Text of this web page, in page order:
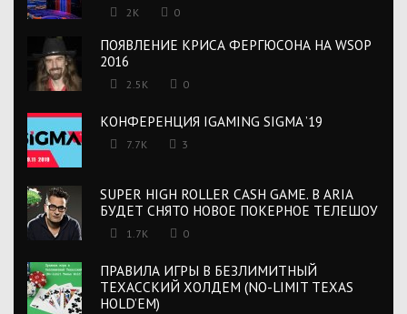
2K 0
ПОЯВЛЕНИЕ КРИСА ФЕРГЮСОНА НА WSOP
2016
2.5K 0
КОНФЕРЕНЦИЯ IGAMING SIGMA ’19
7.7K 3
SUPER HIGH ROLLER CASH GAME. В ARIA
БУДЕТ СНЯТО НОВОЕ ПОКЕРНОЕ ТЕЛЕШОУ
1.7K 0
ПРАВИЛА ИГРЫ В БЕЗЛИМИТНЫЙ
ТЕХАССКИЙ ХОЛДЕМ (NO-LIMIT TEXAS
HOLD’EM)